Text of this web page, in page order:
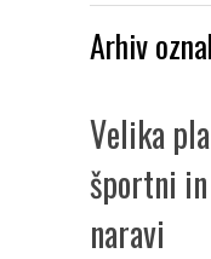
Arhiv
Velika
športni
naravi